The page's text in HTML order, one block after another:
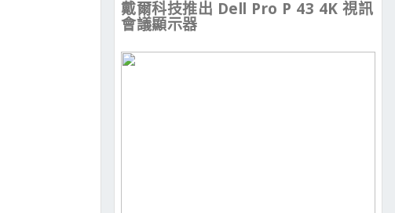
戴爾科技推出 Dell Pro P 43 4K 視訊
會議顯示器